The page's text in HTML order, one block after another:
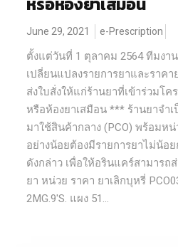
June 29, 2021 e-Prescription
ตั้งแต่วันที่ 1 ตุลาคม 2564 ทีมงา
เปลี่ยนแปลงรายการยาและราค
ส่งใบสั่งให้แก่ร้านยาที่เข้าร่วมโค
หรือห้องยาเสมือน *** ร้านยาจำ
มาใช้สินค้ากลาง (PCO) พร้อมห
อย่างน้อยต้องมีรายการยาไม่น้อย
ดังกล่าว เพื่อให้อรินแคร์สามารถ
ยา หน่วย ราคา ยาเลิกบุหรี่
2MG.9'S. แผง 51...